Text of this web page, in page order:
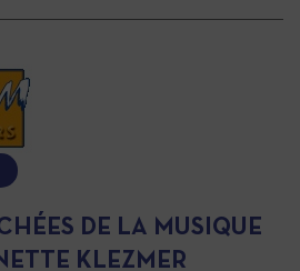
DE LA MUSIQUE
KLEZMER